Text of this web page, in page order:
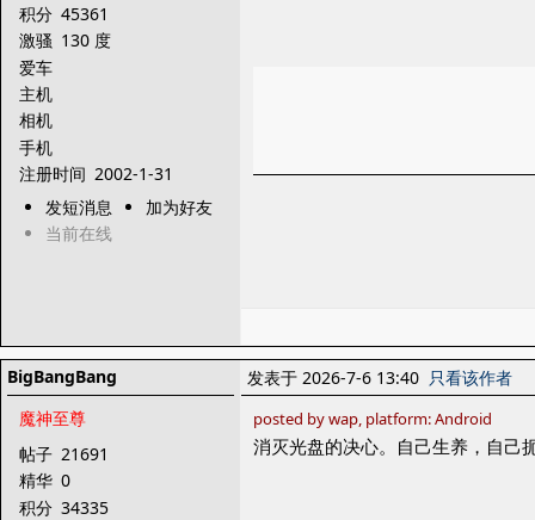
积分 45361
激骚 130 度
爱车
主机
相机
手机
注册时间 2002-1-31
发短消息
加为好友
当前在线
BigBangBang
魔神至尊
帖子 21691
精华 0
积分 34335
发表于 2026-7-6 13:40 只看该作者
posted by wap, platform: Android
消灭光盘的决心。自己生养，自己